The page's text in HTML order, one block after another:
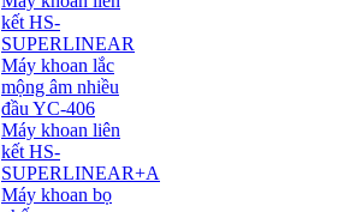
kết HS-
SUPERLINEAR
Máy khoan lắc
mộng âm nhiều
đầu YC-406
Máy khoan liên
kết HS-
SUPERLINEAR+A
Máy khoan bọ